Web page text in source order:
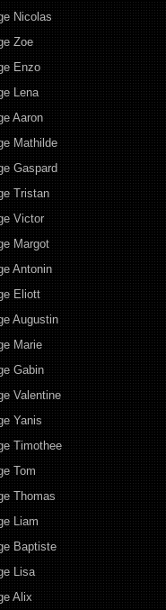
Nicolas
Zoe
Enzo
Lena
Aaron
Mathilde
Gaspard
Tristan
Victor
Margot
Antonin
Eliott
Augustin
Marie
Gabin
Valentine
Yanis
Timothee
Tom
Thomas
Liam
Baptiste
Lisa
Alix